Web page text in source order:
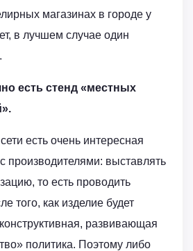
магазинах в городе у
в лучшем случае один
есть стенд «местных
есть очень интересная
производителями: выставлять
то есть проводить
того, как изделие будет
развивающая
политика. Поэтому либо